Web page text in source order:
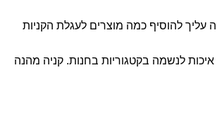
עליך להוסיף כמה מוצרים לעגלת הקניות
לנשמה בקטגוריות בחנות. קניה מהנה